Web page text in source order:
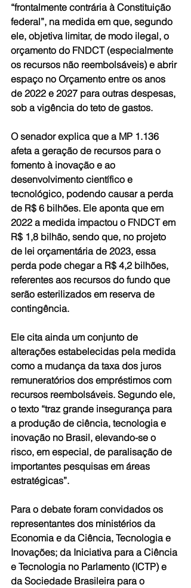
“frontalmente contrária à Constituição
federal”, na medida em que, segundo
ele, objetiva limitar, de modo ilegal, o
orçamento do FNDCT (especialmente
os recursos não reembolsáveis) e abrir
espaço no Orçamento entre os anos
de 2022 e 2027 para outras despesas,
sob a vigência do teto de gastos.
O senador explica que a MP 1.136
afeta a geração de recursos para o
fomento à inovação e ao
desenvolvimento científico e
tecnológico, podendo causar a perda
de R$ 6 bilhões. Ele aponta que em
2022 a medida impactou o FNDCT em
R$ 1,8 bilhão, sendo que, no projeto
de lei orçamentária de 2023, essa
perda pode chegar a R$ 4,2 bilhões,
referentes aos recursos do fundo que
serão esterilizados em reserva de
contingência.
Ele cita ainda um conjunto de
alterações estabelecidas pela medida
como a mudança da taxa dos juros
remuneratórios dos empréstimos com
recursos reembolsáveis. Segundo ele,
o texto “traz grande insegurança para
a produção de ciência, tecnologia e
inovação no Brasil, elevando-se o
risco, em especial, de paralisação de
importantes pesquisas em áreas
estratégicas”.
Para o debate foram convidados os
representantes dos ministérios da
Economia e da Ciência, Tecnologia e
Inovações; da Iniciativa para a Ciência
e Tecnologia no Parlamento (ICTP) e
da Sociedade Brasileira para o